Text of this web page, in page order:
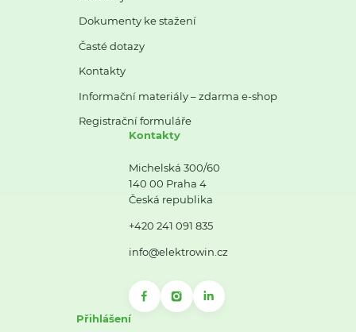
Dokumenty ke stažení
Časté dotazy
Kontakty
Informační materiály – zdarma e-shop
Registrační formuláře
Kontakty
Michelská 300/60
140 00 Praha 4
Česká republika
+420 241 091 835
info@elektrowin.cz
Přihlášení